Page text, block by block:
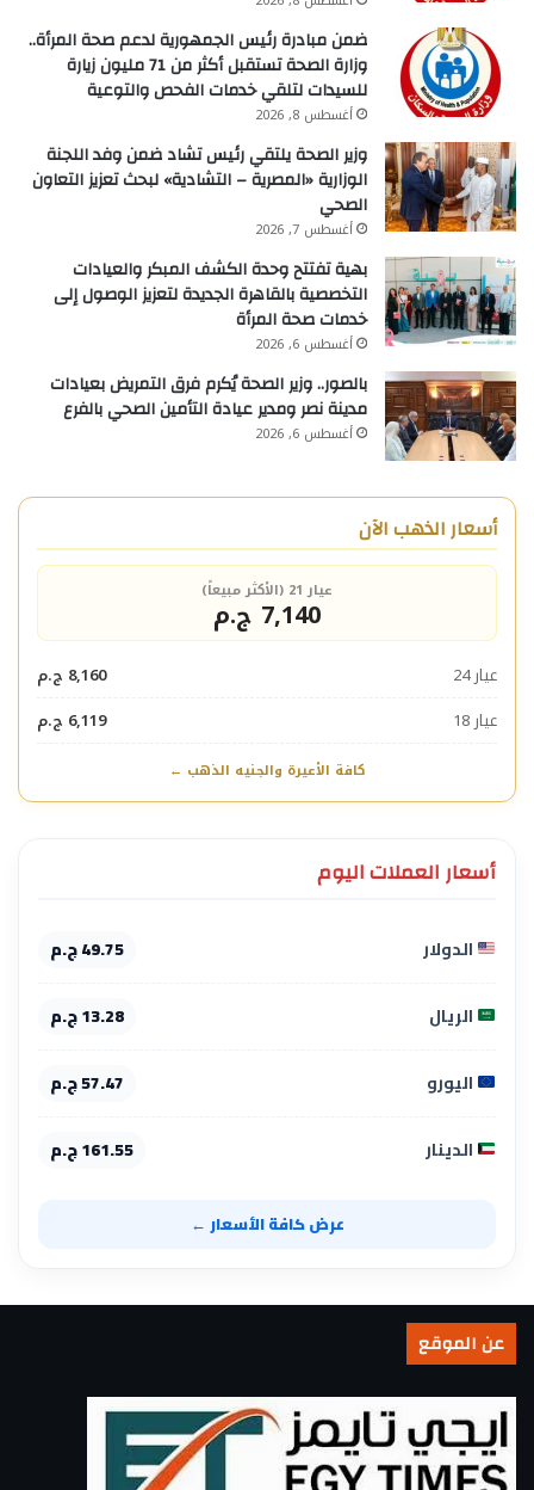
ضمن مبادرة رئيس الجمهورية لدعم صحة المرأة..
وزارة الصحة تستقبل أكثر من 71 مليون زيارة
للسيدات لتلقي خدمات الفحص والتوعية
أغسطس 8, 2026
وزير الصحة يلتقي رئيس تشاد ضمن وفد اللجنة
الوزارية «المصرية – التشادية» لبحث تعزيز التعاون
الصحي
أغسطس 7, 2026
بهية تفتتح وحدة الكشف المبكر والعيادات
التخصصية بالقاهرة الجديدة لتعزيز الوصول إلى
خدمات صحة المرأة
أغسطس 6, 2026
بالصور.. وزير الصحة يُكرم فرق التمريض بعيادات
مدينة نصر ومدير عيادة التأمين الصحي بالفرع
أغسطس 6, 2026
أسعار الذهب الآن
عيار 21 (الأكثر مبيعاً)
7,140 ج.م
عيار 24
8,160 ج.م
عيار 18
6,119 ج.م
كافة الأعيرة والجنيه الذهب ←
أسعار العملات اليوم
الدولار 49.75 ج.م
الريال 13.28 ج.م
اليورو 57.47 ج.م
الدينار 161.55 ج.م
عرض كافة الأسعار ←
عن الموقع